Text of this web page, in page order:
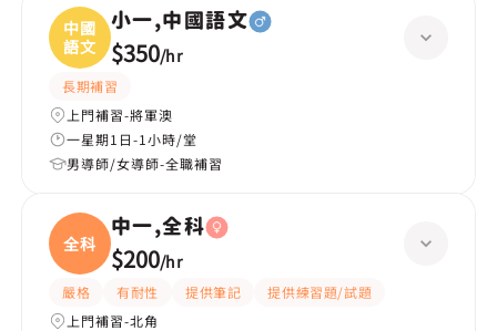
中國
語文
小一,中國語文
$350/hr
長期補習
上門補習-將軍澳
一星期1日-1小時/堂
男導師/女導師-全職補習
全科
中一,全科
$200/hr
嚴格 有耐性 提供筆記
提供練習題/試題
上門補習-北角